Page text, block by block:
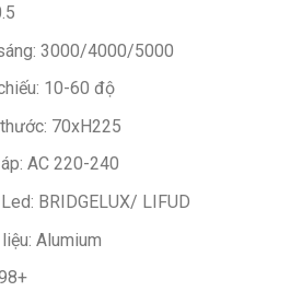
3000/4000/5000
10-60 độ
70xH225
AC 220-240
BRIDGELUX/ LIFUD
Alumium